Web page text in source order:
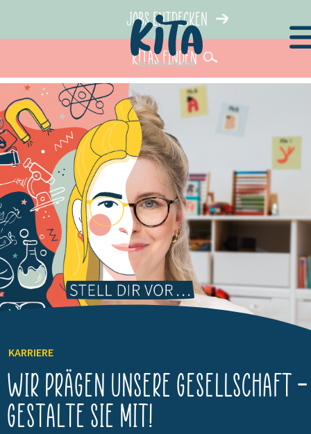
Jobs entdecken
KiTas finden
KARRIERE
Wir prägen unsere Gesellschaft –
Gestalte Sie mit!